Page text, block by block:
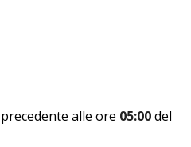
alle ore 05:00del